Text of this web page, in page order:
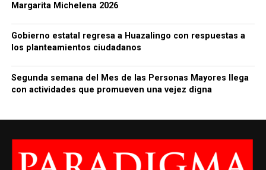
Margarita Michelena 2026
Gobierno estatal regresa a Huazalingo con respuestas a
los planteamientos ciudadanos
Segunda semana del Mes de las Personas Mayores llega
con actividades que promueven una vejez digna